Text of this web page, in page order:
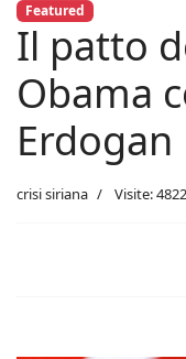
Featured
Il patto
Obama
Erdogan
crisi siriana Visite: 4822